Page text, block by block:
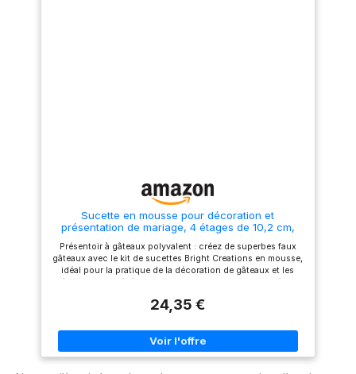
Sucette en mousse pour décoration et
présentation de mariage, 4 étages de 10,2 cm,
15,2 cm, 20,3 cm, 25,4 cm
Présentoir à gâteaux polyvalent : créez de superbes faux
gâteaux avec le kit de sucettes Bright Creations en mousse,
idéal pour la pratique de la décoration de gâteaux et les
présentations d'événements. Ce lot comprend quatre étages
niveaux, parfait pour les mariages et les célébrations
couche de gâteau en mousse est fabriquée à partir de
mousse durable de haute qualité, assurant une utilisation
durable pour plusieurs événements. Le design léger rend les
24,35 €